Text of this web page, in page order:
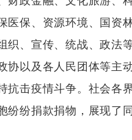
医保、资源环境、国资
织、宣传、统战、政法
协以及各人民团体等主
抗击疫情斗争。社会各
纷纷捐款捐物，展现了